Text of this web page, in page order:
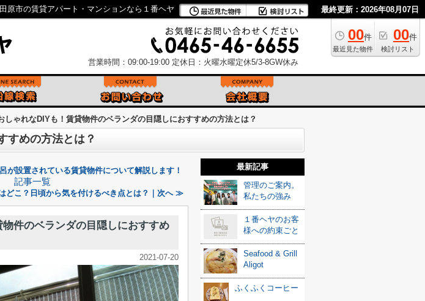
原市の賃貸アパート・マンションなら１番ヘヤ 最終更新：2026年08月07日
00件
最近見た物件
00件
検討リスト
営業時間：09:00-19:00 定休日：火曜水曜定休5/3-8GW休み
しゃれなDIYも！賃貸物件のベランダの目隠しにおすすめの方法とは？
すめの方法とは？
設置されている賃貸物件について解説します！
記事一覧
どこ？日頃から気を付けるべき点とは？｜次へ ≫
件のベランダの目隠しにおすすめ
2021-07-20
最新記事
管理のご案内。
私たちの強み
１番ヘヤのお客
様への約束ごと
Seafood & Grill
Aligot
ふくふくコーヒー